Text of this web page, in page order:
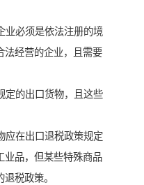
业必须是依法注册的境
法经营的企业，且需要
的出口货物，且这些
在出口退税政策规定
业品，但某些特殊商品
税政策。